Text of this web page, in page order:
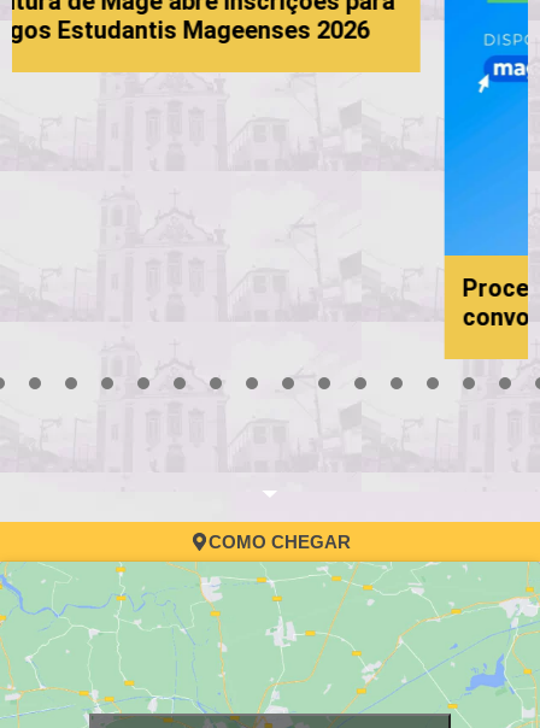
2026
Processo Seletivo da
COMO CHEGAR